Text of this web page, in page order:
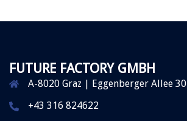
FUTURE FACTORY GMBH
A-8020 Graz | Eggenberger Allee 30
+43 316 824622